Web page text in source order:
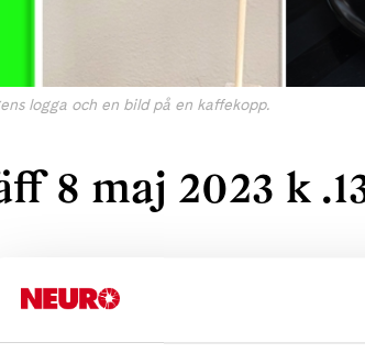
logga och en bild på en kaffekopp.
8 maj 2023 k
om det som faller oss in.